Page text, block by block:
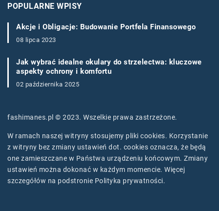
POPULARNE WPISY
Akcje i Obligacje: Budowanie Portfela Finansowego
08 lipca 2023
Jak wybrać idealne okulary do strzelectwa: kluczowe
aspekty ochrony i komfortu
02 października 2025
fashimanes.pl © 2023. Wszelkie prawa zastrzeżone.
W ramach naszej witryny stosujemy pliki cookies. Korzystanie
z witryny bez zmiany ustawień dot. cookies oznacza, że będą
one zamieszczane w Państwa urządzeniu końcowym. Zmiany
ustawień można dokonać w każdym momencie. Więcej
szczegółów na podstronie Polityka prywatności.